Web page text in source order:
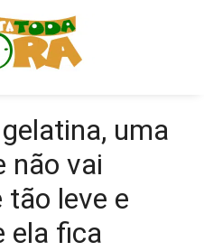
uma
não vai
tão leve e
ela fica